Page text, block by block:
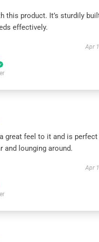
this product. It’s sturdily
effectively.
Apr
great feel to it and is
and lounging around.
Apr